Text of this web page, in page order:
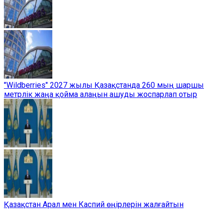
"Wildberries" 2027 жылы Қазақстанда 260 мың шаршы
метрлік жаңа қойма алаңын ашуды жоспарлап отыр
Қазақстан Арал мен Каспий өңірлерін жалғайтын